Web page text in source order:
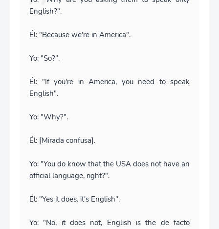
English?".
Él: "Because we're in America".
Yo: "So?".
Él: "If you're in America, you need to speak
English".
Yo: "Why?".
Él: [Mirada confusa].
Yo: "You do know that the USA does not have an
official language, right?".
Él: "Yes it does, it's English".
Yo: "No, it does not, English is the de facto